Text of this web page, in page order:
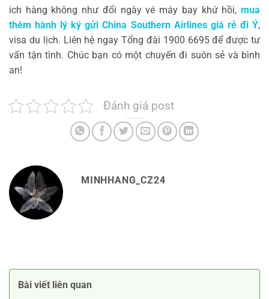
ích hàng không như đổi ngày vé máy bay khứ hồi, mua
thêm hành lý ký gửi China Southern Airlines giá rẻ đi Ý,
visa du lịch. Liên hệ ngay Tổng đài 1900 6695 để được tư
vấn tận tình. Chúc bạn có một chuyến đi suôn sẻ và bình
an!
Đánh giá post
MINHHANG_CZ24
Bài viết liên quan